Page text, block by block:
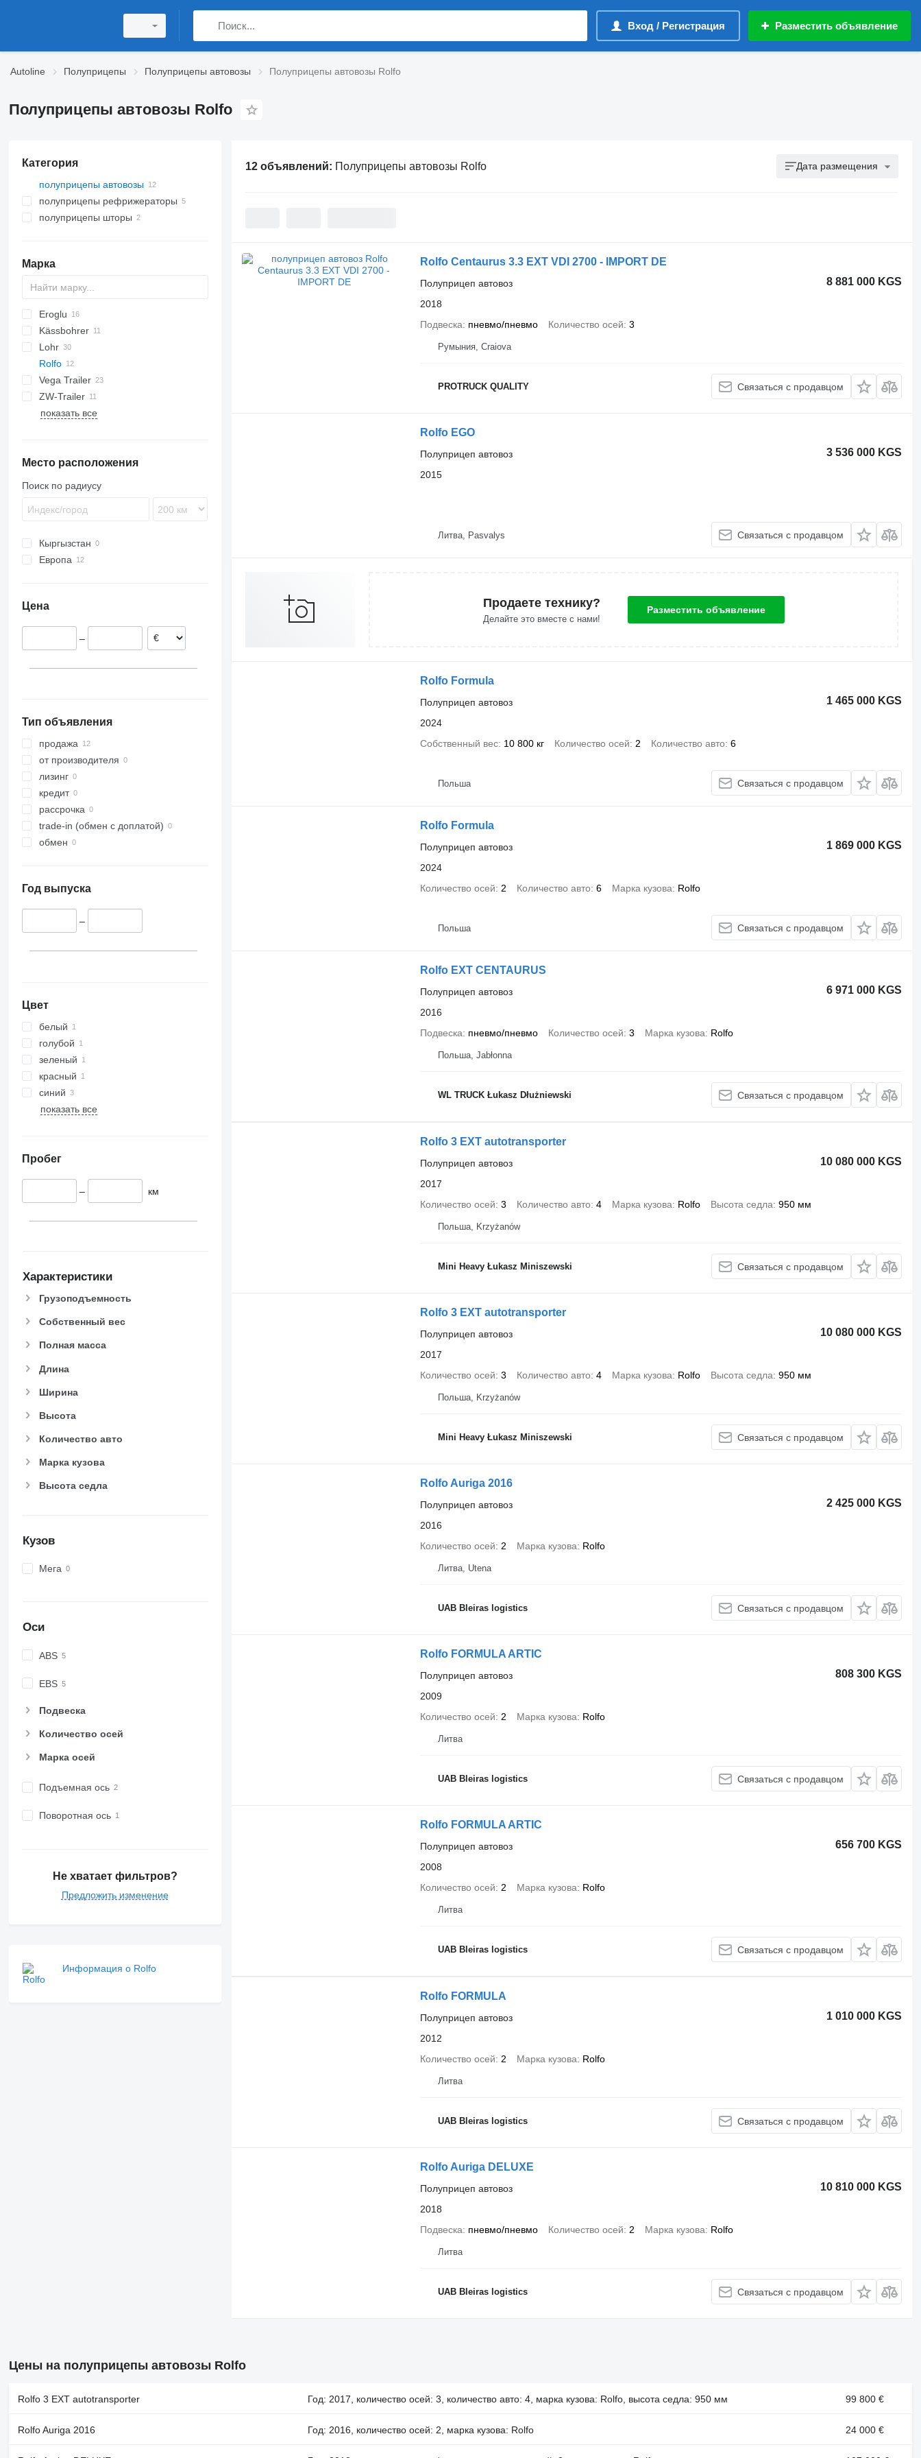
Вход / Регистрация Разместить объявление
Autoline Полуприцепы Полуприцепы автовозы Полуприцепы автовозы Rolfo
Полуприцепы автовозы Rolfo
Категория
полуприцепы автовозы
полуприцепы рефрижераторы
полуприцепы шторы
Марка
Eroglu
19
37
STZ
KLP
SD
Kässbohrer
SN
O-3
Lohr
Eurolohr
Rolfo
Auriga
Formula
S1
Vega Trailer
ZW-Trailer
показать все
Место расположения
Поиск по радиусу
Кыргызстан
Европа
Цена
–
Тип объявления
продажа
от производителя
лизинг
кредит
рассрочка
trade-in (обмен с доплатой)
обмен
Год выпуска
–
Цвет
белый
голубой
зеленый
красный
синий
показать все
Пробег
– км
Характеристики
Грузоподъемность
Собственный вес
Полная масса
Длина
Ширина
Высота
Количество авто
Марка кузова
Высота седла
Кузов
Мега
Оси
ABS
EBS
Подвеска
Количество осей
Марка осей
Подъемная ось
Поворотная ось
Не хватает фильтров?
Предложить изменение
Информация о Rolfo
12 объявлений: Полуприцепы автовозы Rolfo Дата размещения
Rolfo Centaurus 3.3 EXT VDI 2700 - IMPORT DE
8 881 000 KGS
Полуприцеп автовоз
2018
Подвеска
пневмо/пневмо Количество осей 3
Румыния, Craiova
PROTRUCK QUALITY Связаться с продавцом
Rolfo EGO
3 536 000 KGS
Полуприцеп автовоз
2015
Литва, Pasvalys Связаться с продавцом
Продаете технику?
Делайте это вместе с нами!
Разместить объявление
Rolfo Formula
1 465 000 KGS
Полуприцеп автовоз
2024
Собственный вес 10 800 кг Количество осей 2 Количество авто 6
Польша Связаться с продавцом
Rolfo Formula
1 869 000 KGS
Полуприцеп автовоз
2024
Количество осей
2 Количество авто 6 Марка кузова Rolfo
Польша Связаться с продавцом
Rolfo EXT CENTAURUS
6 971 000 KGS
Полуприцеп автовоз
2016
Подвеска
пневмо/пневмо Количество осей 3 Марка кузова Rolfo
Польша, Jabłonna
WL TRUCK Łukasz Dłużniewski Связаться с продавцом
Rolfo 3 EXT autotransporter
10 080 000 KGS
Полуприцеп автовоз
2017
Количество осей 3 Количество авто 4 Марка кузова Rolfo Высота седла 950 мм
Польша, Krzyżanów
Mini Heavy Łukasz Miniszewski Связаться с продавцом
Rolfo 3 EXT autotransporter
10 080 000 KGS
Полуприцеп автовоз
2017
Количество осей 3 Количество авто 4 Марка кузова Rolfo Высота седла 950 мм
Польша, Krzyżanów
Mini Heavy Łukasz Miniszewski Связаться с продавцом
Rolfo Auriga 2016
2 425 000 KGS
Полуприцеп автовоз
2016
Количество осей
2 Марка кузова Rolfo
Литва, Utena
UAB Bleiras logistics Связаться с продавцом
Rolfo FORMULA ARTIC
808 300 KGS
Полуприцеп автовоз
2009
Количество осей
2 Марка кузова Rolfo
Литва
UAB Bleiras logistics Связаться с продавцом
Rolfo FORMULA ARTIC
656 700 KGS
Полуприцеп автовоз
2008
Количество осей
2 Марка кузова Rolfo
Литва
UAB Bleiras logistics Связаться с продавцом
Rolfo FORMULA
1 010 000 KGS
Полуприцеп автовоз
2012
Количество осей
2 Марка кузова Rolfo
Литва
UAB Bleiras logistics Связаться с продавцом
Rolfo Auriga DELUXE
10 810 000 KGS
Полуприцеп автовоз
2018
Подвеска
пневмо/пневмо Количество осей 2 Марка кузова Rolfo
Литва
UAB Bleiras logistics Связаться с продавцом
Цены на полуприцепы автовозы Rolfo
Rolfo 3 EXT autotransporter Год: 2017, количество осей: 3, количество авто: 4, марка кузова: Rolfo, высота седла: 950 мм 99 800 €
Rolfo Auriga 2016 Год: 2016, количество осей: 2, марка кузова: Rolfo 24 000 €